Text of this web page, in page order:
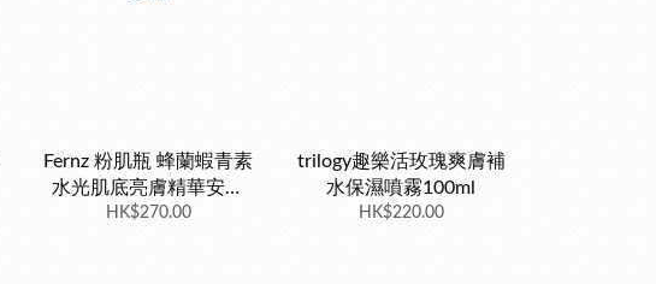
Fernz 粉肌瓶 蜂蘭蝦青素
水光肌底亮膚精華安瓶
30ml
HK$270.00
trilogy趣樂活玫瑰爽膚補
水保濕噴霧100ml
HK$220.00